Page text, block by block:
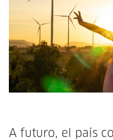
A futuro, el país